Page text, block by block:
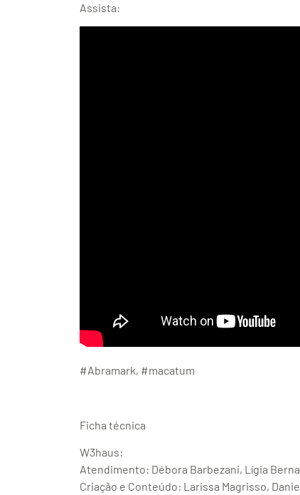
Assista:
#Abramark, #macatum
Ficha técnica
W3haus:
Atendimento: Débora Barbezani, Lígia
Criação e Conteúdo: Larissa Magrisso,